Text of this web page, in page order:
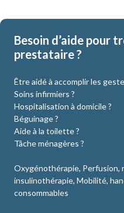
Besoin d’aide pour
prestataire ?
Être aidé à accomplir les
Soins infirmiers ?
Hospitalisation à domicile ?
Béguinage ?
Aide à la toilette ?
Tâche ménagères ?
Oxygénothérapie,
insulinothérapie, Mobilité,
consommables